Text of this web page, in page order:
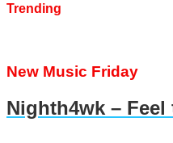
Trending
New Music Friday
Nighth4wk – Feel